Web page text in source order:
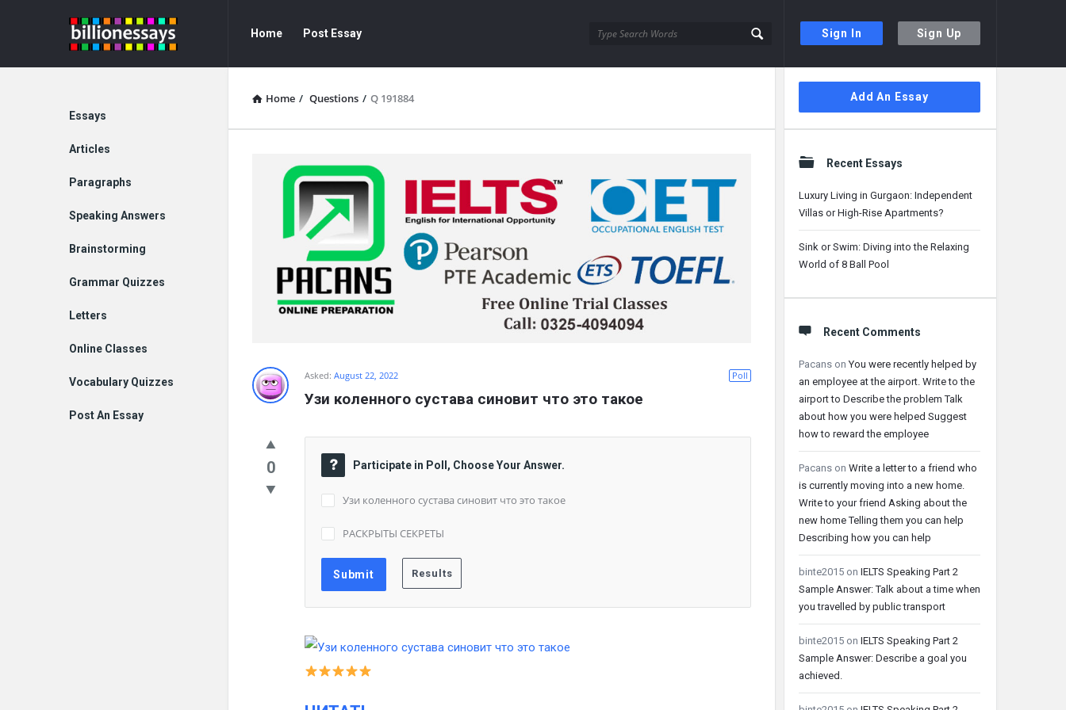
Sign In Sign Up
Billion
Essays
Essays
Navigation
Home Post Essay
Home / Questions / Q 191884
Poll
Asked: August 22, 2022
Узи коленного сустава синовит что это такое
0 Participate in Poll, Choose Your Answer.
Узи коленного сустава синовит что это такое
РАСКРЫТЫ СЕКРЕТЫ
Sidebar
Add An Essay
Recent Essays
Luxury Living in Gurgaon: Independent
Villas or High-Rise Apartments?
Sink or Swim: Diving into the Relaxing
World of 8 Ball Pool
Recent Comments
Pacans onYou were recently helped by
an employee at the airport. Write to the
airport to Describe the problem Talk
about how you were helped Suggest
how to reward the employee
Pacans on Write a letter to a friend who
is currently moving into a new home.
Write to your friend Asking about the
new home Telling them you can help
Describing how you can help
binte2015 on IELTS Speaking Part 2
Sample Answer: Talk about a time when
you travelled by public transport
binte2015 on IELTS Speaking Part 2
Sample Answer: Describe a goal you
achieved.
Explore
Essays
Articles
Paragraphs
Speaking Answers
Brainstorming
Grammar Quizzes
Letters
Online Classes
Vocabulary Quizzes
Post An Essay